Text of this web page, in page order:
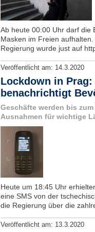
Ab heute 00:00 Uhr darf die
Masken im Freien
Regierung wurde just auf
Veröffentlicht am: 14.3.2020
Lockdown in
benachrichtigt
Geschäfte werden bis
Ausnahmen für wichtige
Heute um 18:45 Uhr
eine SMS von der
die Regierung über die
Veröffentlicht am: 13.3.2020